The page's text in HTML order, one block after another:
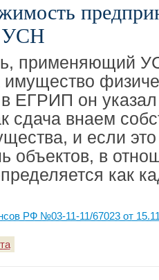
УСН
применяющий
имущество
ЕГРИП он
сдача внаем
и если
объектов, в
как
РФ №03-11-11/67023 от